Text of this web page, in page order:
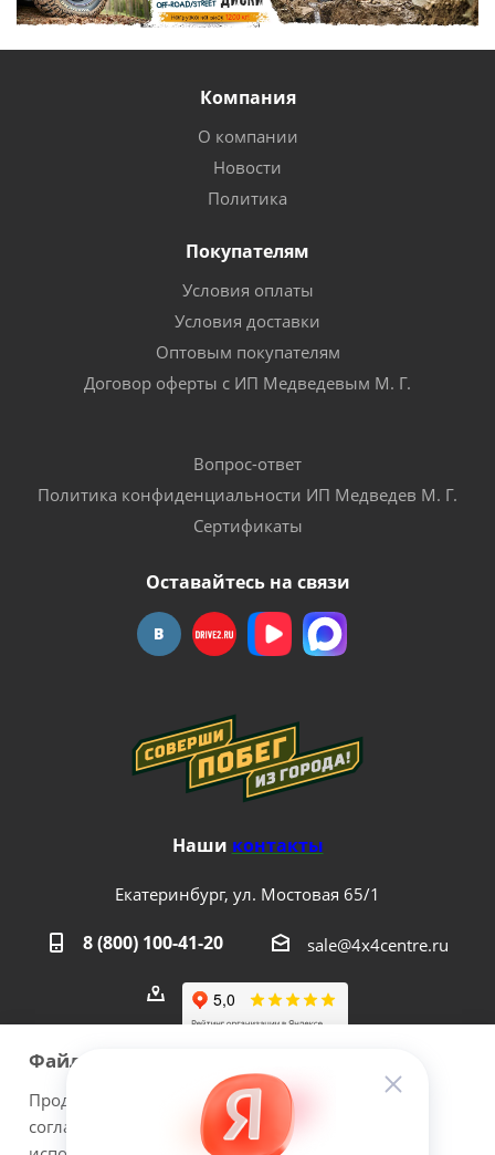
Компания
О компании
Новости
Политика
Покупателям
Условия оплаты
Условия доставки
Оптовым покупателям
Договор оферты с ИП Медведевым М. Г.
Вопрос-ответ
Политика конфиденциальности ИП Медведев М. Г.
Сертификаты
Оставайтесь на связи
Наши контакты
Екатеринбург, ул. Мостовая 65/1
8 (800) 100-41-20 sale@4x4centre.ru
2026 © 4х4Centre - интернет-магазин внедорожного
Файлы cookie
Продолжая использовать наш сайт Вы даете
согласие на обработку файлов cookie и